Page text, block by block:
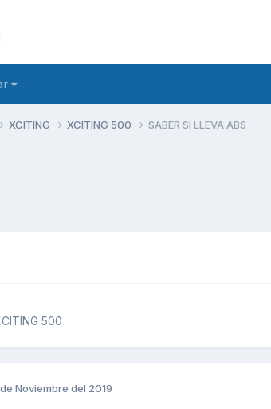
XCITING XCITING 500 SABER SI LLEVA ABS
500
Noviembre del 2019